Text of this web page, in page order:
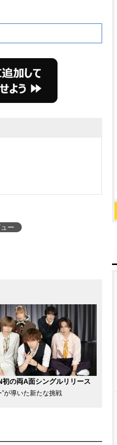
ー
の両A面シングルリリース
が導いた新たな挑戦